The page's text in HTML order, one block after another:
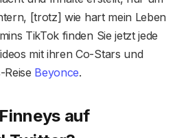
[trotz] wie hart mein Leben
TikTok finden Sie jetzt jede
mit ihren Co-Stars und
Beyonce.
auf